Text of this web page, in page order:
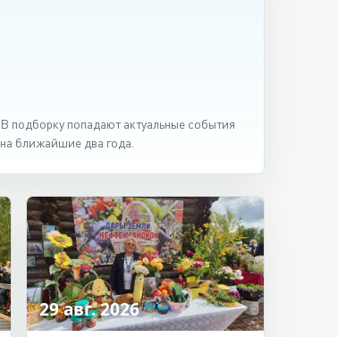
В подборку попадают актуальные события
на ближайшие два года.
29 авг. 2026